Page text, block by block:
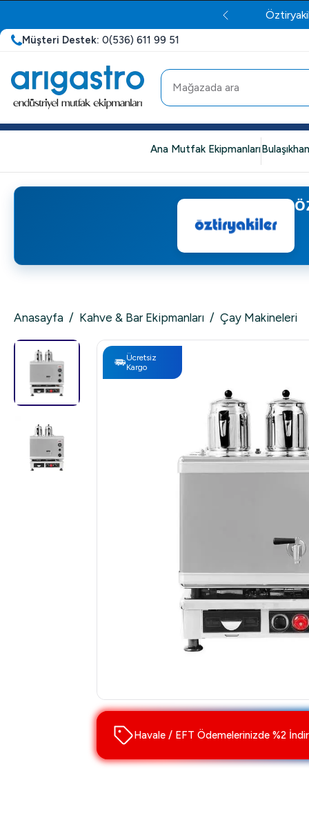
Müşteri Destek: 0(536) 611 99 51
Ana Mutfak Ekipmanları
Anasayfa / Kahve & Bar Ekipmanları / Çay Makineleri
Ücretsiz
Kargo
Havale / EFT Ödemelerinizde %2